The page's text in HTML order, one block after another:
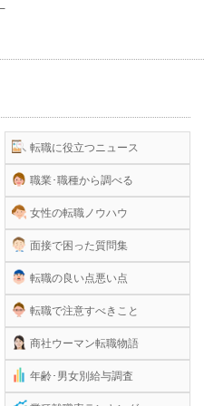
転職に役立つニュース
職業･職種から調べる
女性の転職ノウハウ
面接で困った質問集
転職の良い点悪い点
転職で注意すべきこと
商社ウーマン転職物語
年齢･男女別給与調査